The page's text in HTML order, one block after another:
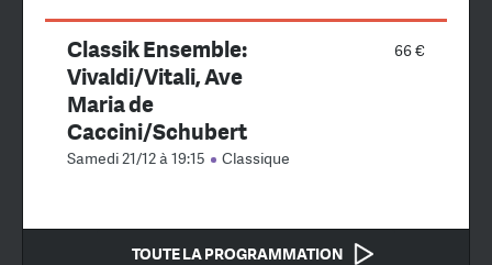
66 €
Classik Ensemble:
Vivaldi/Vitali, Ave
Maria de
Caccini/Schubert
Samedi 21/12 à 19:15 Classique
TOUTE LA PROGRAMMATION